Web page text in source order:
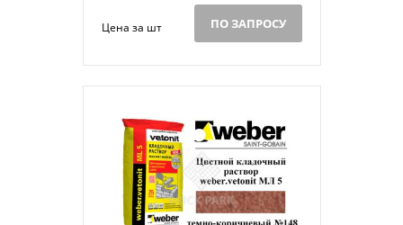
Цена за шт ПО ЗАПРОСУ